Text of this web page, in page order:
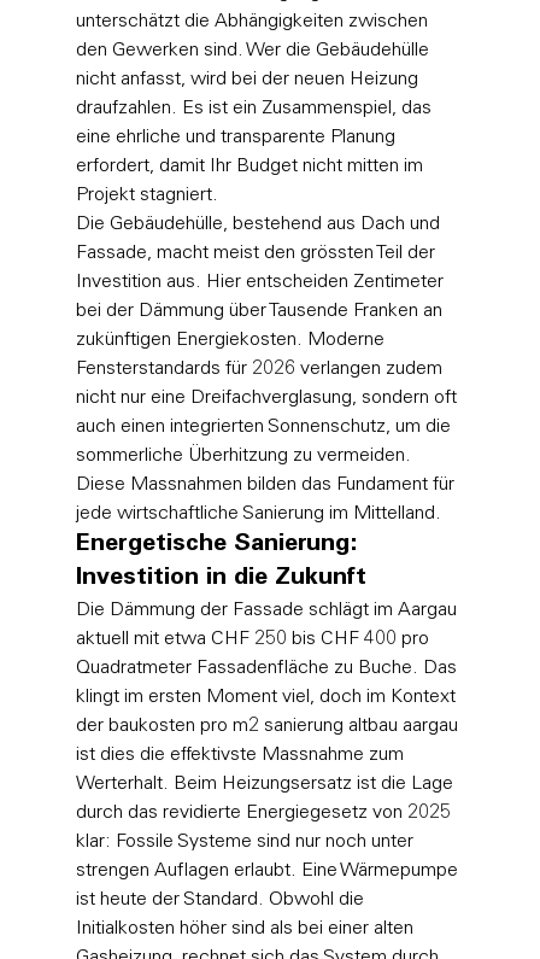
unterschätzt die Abhängigkeiten zwischen
den Gewerken sind. Wer die Gebäudehülle
nicht anfasst, wird bei der neuen Heizung
draufzahlen. Es ist ein Zusammenspiel, das
eine ehrliche und transparente Planung
erfordert, damit Ihr Budget nicht mitten im
Projekt stagniert.
Die Gebäudehülle, bestehend aus Dach und
Fassade, macht meist den grössten Teil der
Investition aus. Hier entscheiden Zentimeter
bei der Dämmung über Tausende Franken an
zukünftigen Energiekosten. Moderne
Fensterstandards für 2026 verlangen zudem
nicht nur eine Dreifachverglasung, sondern oft
auch einen integrierten Sonnenschutz, um die
sommerliche Überhitzung zu vermeiden.
Diese Massnahmen bilden das Fundament für
jede wirtschaftliche Sanierung im Mittelland.
Energetische Sanierung:
Investition in die Zukunft
Die Dämmung der Fassade schlägt im Aargau
aktuell mit etwa CHF 250 bis CHF 400 pro
Quadratmeter Fassadenfläche zu Buche. Das
klingt im ersten Moment viel, doch im Kontext
der baukosten pro m2 sanierung altbau aargau
ist dies die effektivste Massnahme zum
Werterhalt. Beim Heizungsersatz ist die Lage
durch das revidierte Energiegesetz von 2025
klar: Fossile Systeme sind nur noch unter
strengen Auflagen erlaubt. Eine Wärmepumpe
ist heute der Standard. Obwohl die
Initialkosten höher sind als bei einer alten